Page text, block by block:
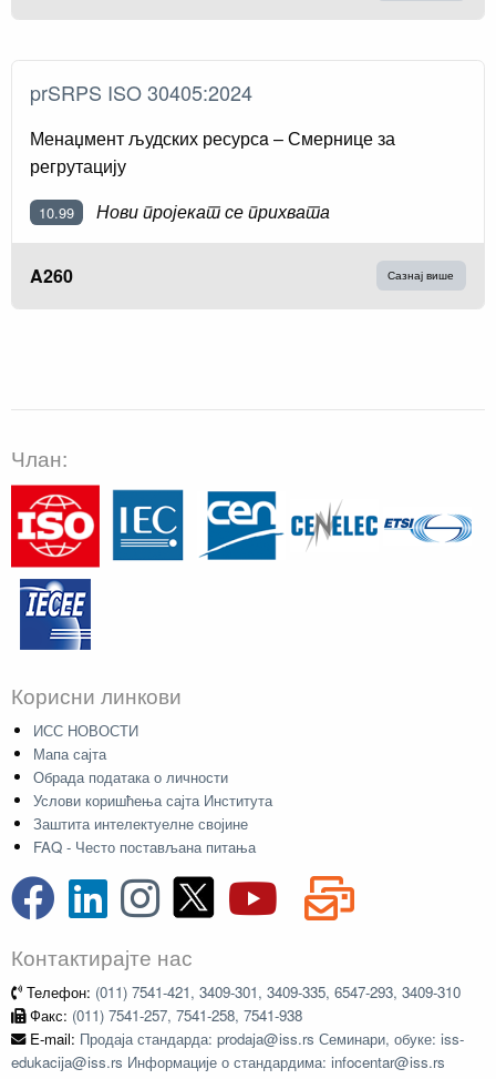
prSRPS ISO 30405:2024
Менаџмент људских ресурсa – Смернице за
регрутацију
10.99 Нови пројекат се прихвата
A260 Сазнај више
Члан:
Корисни линкови
ИСС НОВОСТИ
Мапа сајта
Обрада података о личности
Услови коришћења сајта Института
Заштита интелектуелне својине
FAQ - Често постављана питања
Контактирајте нас
Телефон: (011) 7541-421, 3409-301, 3409-335, 6547-293, 3409-310
Факс: (011) 7541-257, 7541-258, 7541-938
E-mail: Продаја стандарда: prodaja@iss.rs Семинари, обуке: iss-
edukacija@iss.rs Информације о стандардима: infocentar@iss.rs